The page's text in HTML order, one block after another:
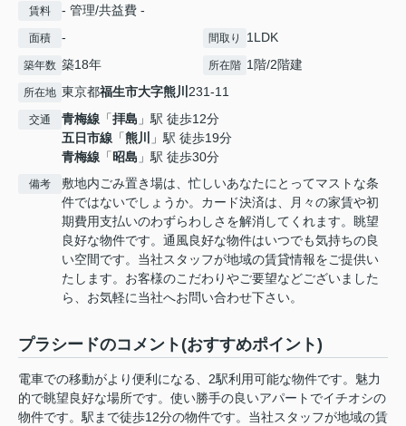
賃料 - 管理/共益費 -
面積 - 間取り 1LDK
築年数 築18年 所在階 1階/2階建
所在地 東京都福生市大字熊川 231-11
交通 青梅線 「拝島 」駅 徒歩12分
五日市線 「熊川
」駅 徒歩19分
青梅線 「昭島 」駅 徒歩30分
備考
敷地内ごみ置き場は、忙しいあなたにとってマストな条
件ではないでしょうか。カード決済は、月々の家賃や初
期費用支払いのわずらわしさを解消してくれます。眺望
良好な物件です。通風良好な物件はいつでも気持ちの良
い空間です。当社スタッフが地域の賃貸情報をご提供い
たします。お客様のこだわりやご要望などございました
ら、お気軽に当社へお問い合わせ下さい。
プラシードのコメント(おすすめポイント)
電車での移動がより便利になる、2駅利用可能な物件です。魅力
的で眺望良好な場所です。使い勝手の良いアパートでイチオシの
物件です。駅まで徒歩12分の物件です。当社スタッフが地域の賃